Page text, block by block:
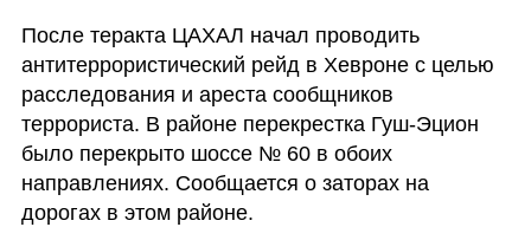
После теракта ЦАХАЛ начал проводить
антитеррористический рейд в Хевроне с целью
расследования и ареста сообщников
террориста. В районе перекрестка Гуш-Эцион
было перекрыто шоссе № 60 в обоих
направлениях. Сообщается о заторах на
дорогах в этом районе.